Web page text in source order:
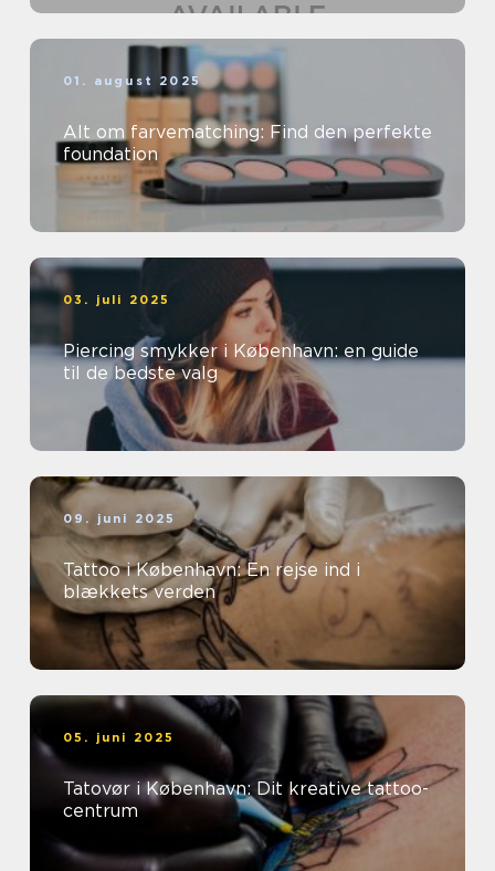
01. august 2025
Alt om farvematching: Find den perfekte
foundation
03. juli 2025
Piercing smykker i København: en guide
til de bedste valg
09. juni 2025
Tattoo i København: En rejse ind i
blækkets verden
05. juni 2025
Tatovør i København: Dit kreative tattoo-
centrum